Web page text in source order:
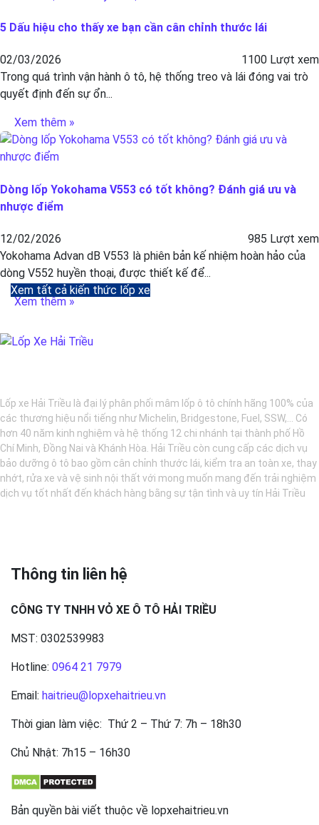
5 Dấu hiệu cho thấy xe bạn cần cân chỉnh thước lái
02/03/2026
1100 Lượt xem
Trong quá trình vận hành ô tô, hệ thống treo và lái đóng vai trò
quyết định đến sự ổn...
Xem thêm »
Dòng lốp Yokohama V553 có tốt không? Đánh giá ưu và
nhược điểm
12/02/2026
985 Lượt xem
Yokohama Advan dB V553 là phiên bản kế nhiệm hoàn hảo của
dòng V552 huyền thoại, được thiết kế để...
Xem thêm »
Xem tất cả kiến thức lốp xe
Lốp xe Hải Triều là đại lý phân phối mâm lốp ô tô chính hãng 100% của
các thương hiệu nổi tiếng như Michelin, Bridgestone, Fuel, SSW,... Có
hơn 40 năm kinh nghiệm và hệ thống 12 chi nhánh tại thành phố Hồ
Chí Minh, Đồng Nai và Khánh Hòa. Hải Triều còn cung cấp các dịch vụ
bảo dưỡng ô tô bao gồm cân chỉnh thước lái, kiểm tra an toàn xe, thay
nhớt, rửa xe và vệ sinh nội thất với mong muốn mang đến trải nghiệm
dịch vụ tốt nhất đến khách hàng bằng sự tận tình và uy tín Hải Triều
Thông tin liên hệ
CÔNG TY TNHH VỎ XE Ô TÔ HẢI TRIỀU
MST: 0302539983
Hotline: 0964 21 7979
Email: haitrieu@lopxehaitrieu.vn
Thời gian làm việc: Thứ 2 – Thứ 7: 7h – 18h30
Chủ Nhật: 7h15 – 16h30
Bản quyền bài viết thuộc về lopxehaitrieu.vn